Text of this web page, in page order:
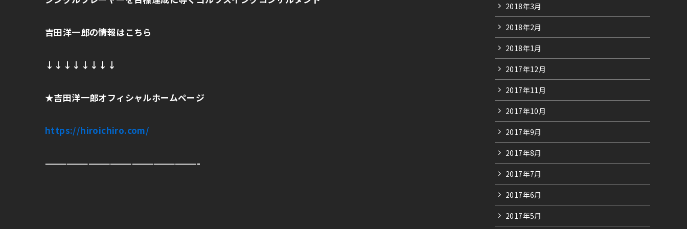
吉田洋一郎の情報はこちら
↓↓↓↓↓↓↓↓
★吉田洋一郎オフィシャルホームページ
https://hiroichiro.com/
—————————————————————-
2018年3月
2018年2月
2018年1月
2017年12月
2017年11月
2017年10月
2017年9月
2017年8月
2017年7月
2017年6月
2017年5月